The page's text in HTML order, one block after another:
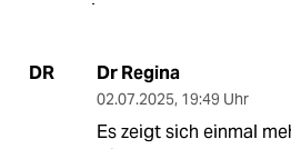
DR Dr Regina
02.07.2025, 19:49 Uhr
Es zeigt sich einmal